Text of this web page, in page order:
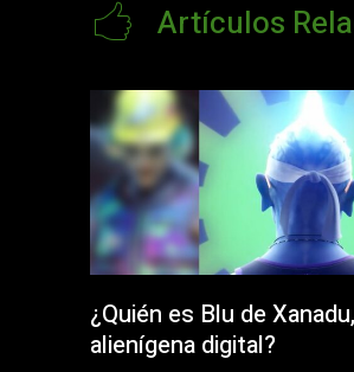
Artículos
¿Quién es Blu de
alienígena digital?